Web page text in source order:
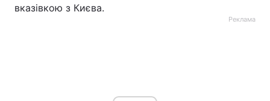
вказівкою з Києва.
Реклама